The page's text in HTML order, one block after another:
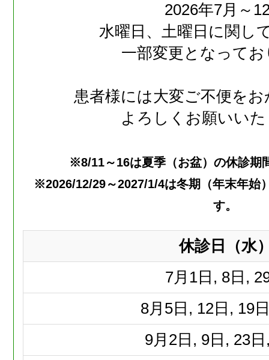
2026年7月～
水曜日、土曜日に関し
一部変更となって
患者様には大変ご不便を
よろしくお願いい
※8/11～16は夏季（お盆）の休診期
※2026/12/29～2027/1/4は冬期（年末年始
す。
休診日（水
7月 1日, 8日,
8月 5日, 12日, 19
9月 2日, 9日, 23